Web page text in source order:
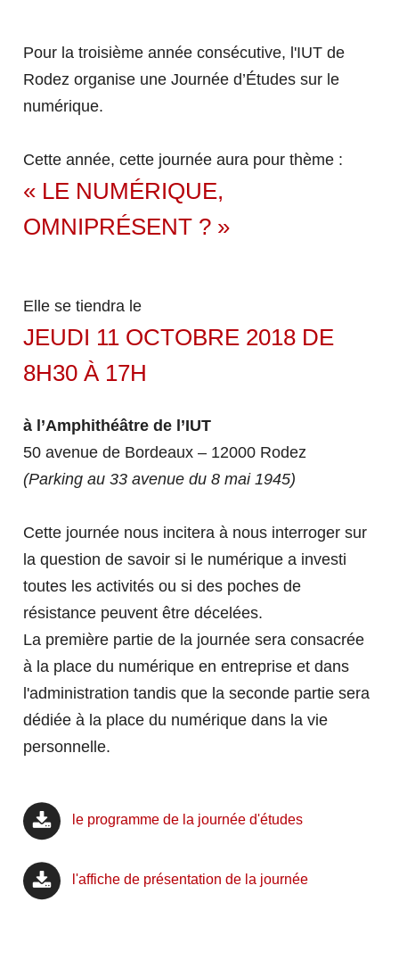
NOS RESSOURCES
Centre de Ressources Documentaires (CRDoc)
Salles et laboratoires
ZOOM sur le Hall Technologique
L'IUT DE RODEZ S'ENGAGE
MISSION ÉGALITÉ
POURQUOI VENIR À L'IUT ?
VISITE VIRTUELLE
NOS BUT
Gestion des Entreprises et des Administrations
(GEA)
Information Communication
Carrières Juridiques
NOS LICENCES
EN SAVOIR PLUS SUR LES LICENCES
LP Animateur Qualité
LP Maintenance de l’Industrie du Futur
L3 Comptabilité-Contrôle
SE FORMER AUTREMENT
LA FORMATION PROFESSIONNELLE
Formation continue diplômante
Validation d'acquis
RELATIONS ENTREPRISES
ACCUEILLIR NOS
ÉTUDIANTS
Accueillir des stagiaires
PROPOSEZ DES OFFRES DE STAGE ET
D'ALTERNANCE
TÉLÉCHARGEZ NOTRE PRÉSENTATION
ILS NOUS SOUTIENNENT
CONTACTEZ NOUS
L'IUT VOUS ACCOMPAGNE
Formez vos collaborateurs
RELATIONS
INTERNATIONALES
PARTIR À L'ÉTRANGER
VENIR À L'IUT DE RODEZ
INTERNATIONALISATION AT HOME
STUDENTS
RECHERCHE & INNOVATION
LA RECHERCHE À L'IUT DE
RODEZ
Nos enseignants chercheurs
Actualités de la Recherche
NOS CONSEILS ET
TRANSFERTS
Pour la troisième année consécutive, l'IUT de
Rodez organise une Journée d’Études sur le
numérique.
Cette année, cette journée aura pour thème :
« LE NUMÉRIQUE,
OMNIPRÉSENT ? »
Elle se tiendra le
JEUDI 11 OCTOBRE 2018 DE
8H30 À 17H
à l’Amphithéâtre de l’IUT
50 avenue de Bordeaux – 12000 Rodez
(Parking au 33 avenue du 8 mai 1945)
Cette journée nous incitera à nous interroger sur
la question de savoir si le numérique a investi
toutes les activités ou si des poches de
résistance peuvent être décelées.
La première partie de la journée sera consacrée
à la place du numérique en entreprise et dans
l'administration tandis que la seconde partie sera
dédiée à la place du numérique dans la vie
personnelle.
le programme de la journée d'études
l'affiche de présentation de la journée